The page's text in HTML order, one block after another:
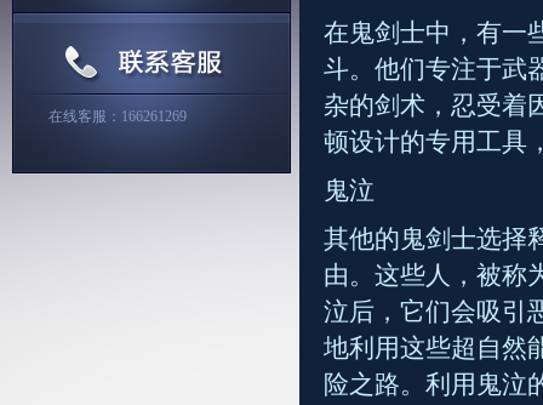
在线客服：166261269
在鬼剑士中，有一
斗。他们专注于武
杂的剑术，忍受着
顿设计的专用工具
鬼泣
其他的鬼剑士选择
由。这些人，被称
泣后，它们会吸引
地利用这些超自然
险之路。利用鬼泣